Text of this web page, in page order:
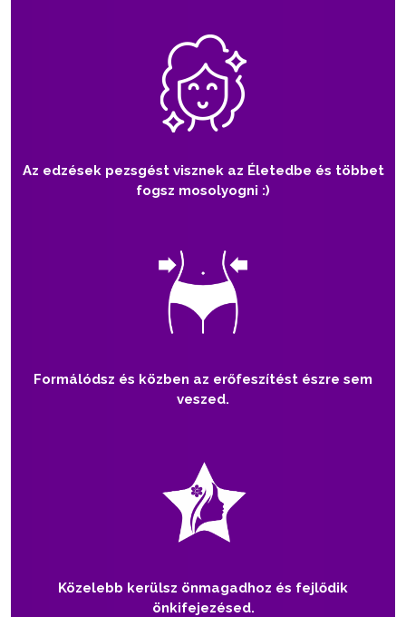
Az edzések pezsgést visznek az Életedbe és többet
fogsz mosolyogni :)
Formálódsz és közben az erőfeszítést észre sem
veszed.
Közelebb kerülsz önmagadhoz és fejlődik
önkifejezésed.